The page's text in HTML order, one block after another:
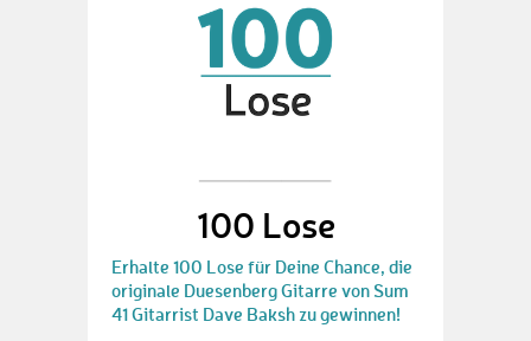
100 Lose
Erhalte 100 Lose für Deine Chance, die
originale Duesenberg Gitarre von Sum
41 Gitarrist Dave Baksh zu gewinnen!